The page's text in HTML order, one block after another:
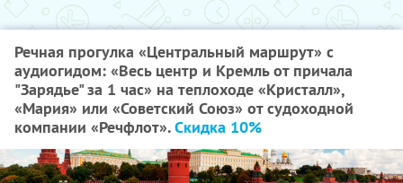
Речная прогулка «Центральный маршрут» с
аудиогидом: «Весь центр и Кремль от причала
"Зарядье" за 1 час» на теплоходе «Кристалл»,
«Мария» или «Советский Союз» от судоходной
компании «Речфлот».Скидка 10%